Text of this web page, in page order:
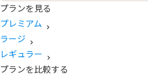
プランを見る
プレミアム
ラージ
レギュラー
プランを比較する